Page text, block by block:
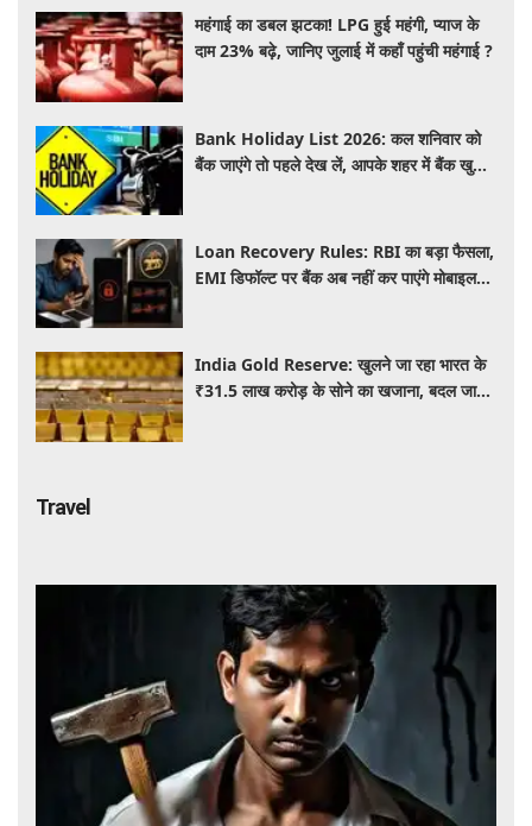
महंगाई का डबल झटका! LPG हुई महंगी, प्याज के
दाम 23% बढ़े, जानिए जुलाई में कहाँ पहुंची महंगाई ?
Bank Holiday List 2026: कल शनिवार को
बैंक जाएंगे तो पहले देख लें, आपके शहर में बैंक खुले
Loan Recovery Rules: RBI का बड़ा फैसला,
EMI डिफॉल्ट पर बैंक अब नहीं कर पाएंगे मोबाइल
India Gold Reserve: खुलने जा रहा भारत के
₹31.5 लाख करोड़ के सोने का खजाना, बदल जाएगा
Travel